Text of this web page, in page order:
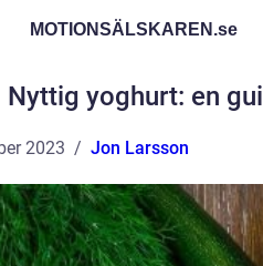
MOTIONSÄLSKAREN.se
Nyttig yoghurt: en
2023 Jon Larsson